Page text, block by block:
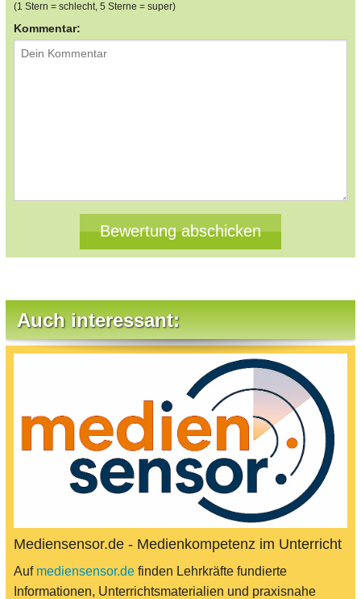
(1 Stern = schlecht, 5 Sterne = super)
Kommentar:
Auch interessant:
Mediensensor.de - Medienkompetenz im Unterricht
Auf mediensensor.de finden Lehrkräfte fundierte
Informationen, Unterrichtsmaterialien und praxisnahe